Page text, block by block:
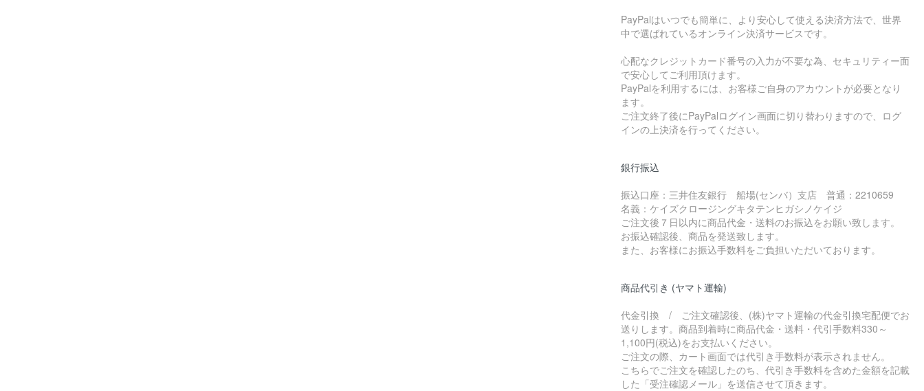
PayPalはいつでも簡単に、より安心して使える決済方法で、世界
中で選ばれているオンライン決済サービスです。
心配なクレジットカード番号の入力が不要な為、セキュリティー面
で安心してご利用頂けます。
PayPalを利用するには、お客様ご自身のアカウントが必要となり
ます。
ご注文終了後にPayPalログイン画面に切り替わりますので、ログ
インの上決済を行ってください。
銀行振込
振込口座：三井住友銀行 船場(センバ）支店 普通：2210659
名義：ケイズクロージングキタテンヒガシノケイジ
ご注文後７日以内に商品代金・送料のお振込をお願い致します。
お振込確認後、商品を発送致します。
また、お客様にお振込手数料をご負担いただいております。
商品代引き (ヤマト運輸)
代金引換 / ご注文確認後、(株)ヤマト運輸の代金引換宅配便でお
送りします。商品到着時に商品代金・送料・代引手数料330～
1,100円(税込)をお支払いください。
ご注文の際、カート画面では代引き手数料が表示されません。
こちらでご注文を確認したのち、代引き手数料を含めた金額を記載
した「受注確認メール」を送信させて頂きます。